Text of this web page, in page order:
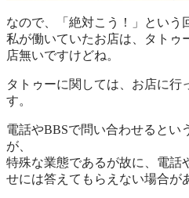
なので、「絶対こう！」という
私が働いていたお店は、タト
店無いですけどね。
タトゥーに関しては、お店に行
す。
電話やBBSで問い合わせるとい
が、
特殊な業態であるが故に、 電話
せには答えてもらえない場合が